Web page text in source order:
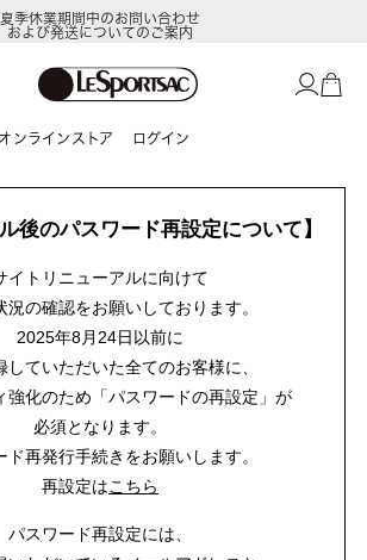
夏季休業期間中のお問い合わせ
および発送についてのご案内
ンラインストア ログイン
後のパスワード再設定について】
イトリニューアルに向けて
況の確認をお願いしております。
2025年8月24日以前に
していただいた全てのお客様に、
強化のため「パスワードの再設定」が
必須となります。
ド再発行手続きをお願いします。
再設定はこちら
パスワード再設定には、